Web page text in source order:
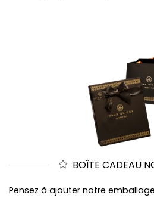
BOÎTE CADEAU
Pensez à ajouter notre